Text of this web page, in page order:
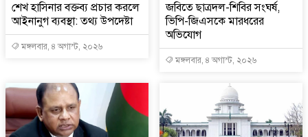
শেখ হাসিনার বক্তব্য প্রচার করলে
আইনানুগ ব্যবস্থা: তথ্য উপদেষ্টা
মঙ্গলবার, ৪ অগাস্ট, ২০২৬
জবিতে ছাত্রদল-শিবির সংঘর্ষ,
ভিপি-জিএসকে মারধরের
অভিযোগ
মঙ্গলবার, ৪ অগাস্ট, ২০২৬